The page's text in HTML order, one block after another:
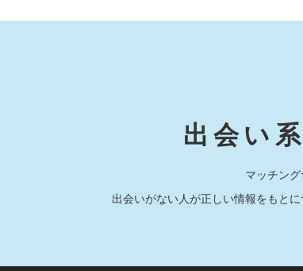
出会い
マッチン
出会いがない人が正しい情報をもと